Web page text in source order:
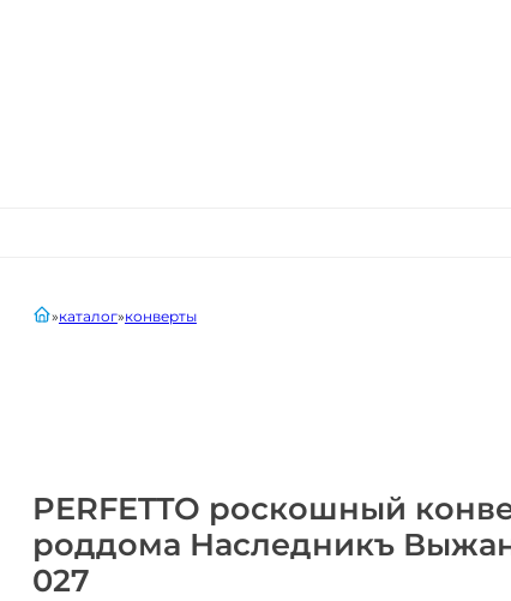
PERFETTO роскошный
роддома Наследникъ
027
главнаякаталог конверты